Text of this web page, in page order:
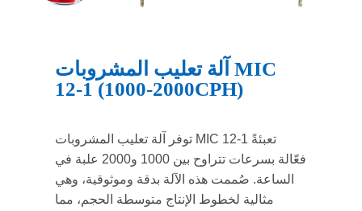
آلة تعليب المشروبات MIC
12-1 (1000-2000CPH)
توفر آلة تعليب المشروبات MIC 12-1 تعبئةً
فعّالة بسرعات تتراوح بين 1000 و2000 علبة في
الساعة. صُممت هذه الآلة بدقة وموثوقية، وهي
مثالية لخطوط الإنتاج متوسطة الحجم، مما